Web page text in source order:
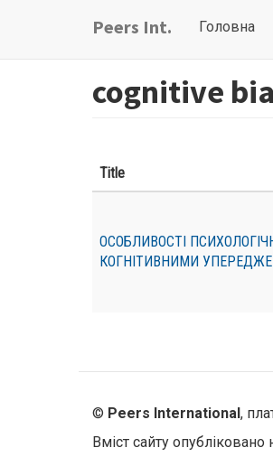
Peers Int.
Main
Головна
User
menu
cognitive
Title
ОСОБЛИВОСТІ
КОГНІТИВНИМИ
© Peers International,
Вміст сайту опубліковано